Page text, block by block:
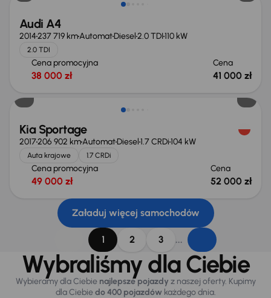
Audi A4
2014237 719 kmAutomatDiesel2.0 TDI110 kW
2.0 TDI
Cena promocyjna
38 000 zł
Cena
41 000 zł
Kia Sportage
2017206 902 kmAutomatDiesel1.7 CRDi104 kW
Auta krajowe 1.7 CRDi
Cena promocyjna
49 000 zł
Cena
52 000 zł
Załaduj więcej samochodów
1 2 3 ...
Wybraliśmy dla Ciebie
Wybieramy dla Ciebie najlepsze pojazdy z naszej oferty. Kupimy
dla Ciebiedo 400 pojazdówkażdego dnia.